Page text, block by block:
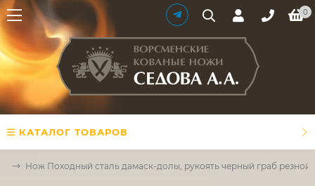
0
КАТАЛОГ ТОВАРОВ
Нож Походный сталь дамаск-долы, рукоять черный граб резной